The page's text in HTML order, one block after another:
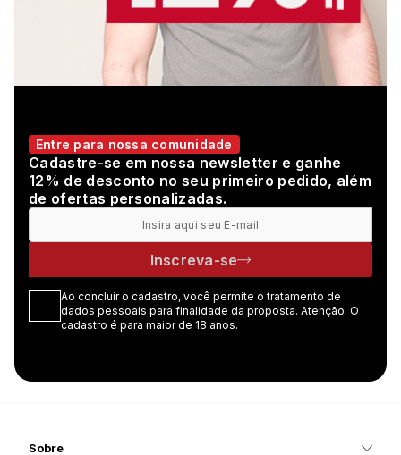
Entre para nossa comunidade
Cadastre-se em nossa newsletter e ganhe
12% de desconto no seu primeiro pedido, além
de ofertas personalizadas.
Inscreva-se
Ao concluir o cadastro, você permite o tratamento de
dados pessoais para finalidade da proposta. Atenção: O
cadastro é para maior de 18 anos.
Sobre